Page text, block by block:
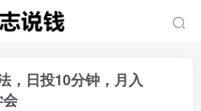
，日投10分钟，月入